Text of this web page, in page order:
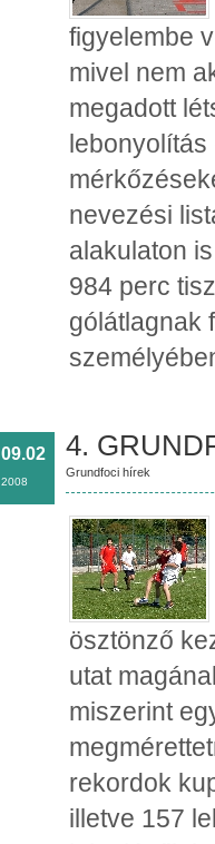
figyelembe
mivel nem
megadott
lebonyolítás
nevezési
alakulaton
984 perc
gólátlagnak
09.02
2008
4.
Grundfoci hírek
ösztönző
utat
miszerint
rekordok
illetve 157